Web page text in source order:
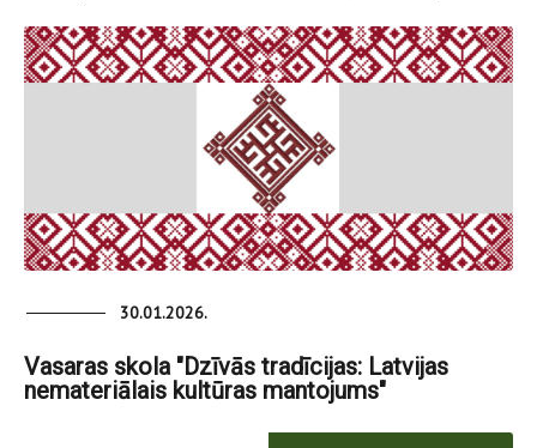
30.01.2026.
Vasaras skola "Dzīvās tradīcijas: Latvijas
nemateriālais kultūras mantojums"